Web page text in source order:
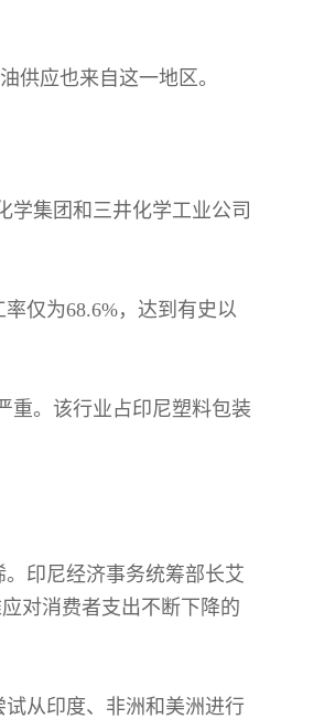
供应也来自这一地区。
学集团和三井化学工业公司
仅为68.6%，达到有史以
重。该行业占印尼塑料包装
印尼经济事务统筹部长艾
对消费者支出不断下降的
从印度、非洲和美洲进行